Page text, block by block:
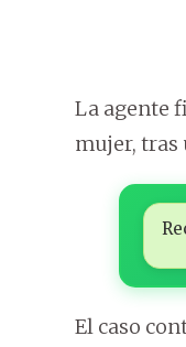
La agente
mujer, tras
El caso